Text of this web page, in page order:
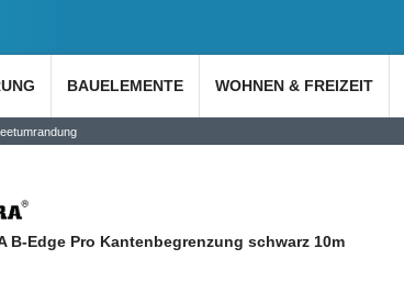
BAUELEMENTE WOHNEN & FREIZEIT
B-Edge Pro Kantenbegrenzung schwarz 10m